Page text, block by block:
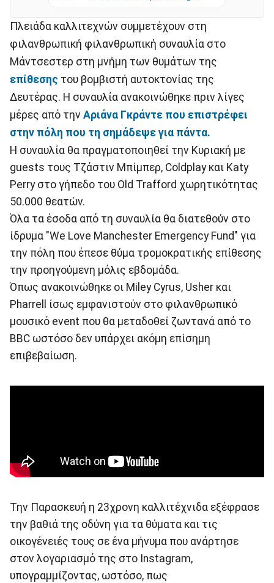
Πλειάδα καλλιτεχνών συμμετέχουν στη
φιλανθρωπική φιλανθρωπική συναυλία στο
Μάντσεστερ στη μνήμη των θυμάτων της
επίθεσης του βομβιστή αυτοκτονίας της
Δευτέρας. Η συναυλία ανακοινώθηκε πριν λίγες
μέρες από την Αριάνα Γκράντε που επιστρέφει
στην πόλη που τη σημάδεψε για πάντα.
Η συναυλία θα πραγματοποιηθεί την Κυριακή με
guests τους Τζάστιν Μπίμπερ, Coldplay και Katy
Perry στο γήπεδο του Old Trafford χωρητικότητας
50.000 θεατών.
Όλα τα έσοδα από τη συναυλία θα διατεθούν στο
ίδρυμα "We Love Manchester Emergency Fund" για
την πόλη που έπεσε θύμα τρομοκρατικής επίθεσης
την προηγούμενη μόλις εβδομάδα.
Όπως ανακοινώθηκε οι Miley Cyrus, Usher και
Pharrell ίσως εμφανιστούν στο φιλανθρωπικό
μουσικό event που θα μεταδοθεί ζωντανά από το
BBC ωστόσο δεν υπάρχει ακόμη επίσημη
επιβεβαίωση.
Την Παρασκευή η 23χρονη καλλιτέχνιδα εξέφρασε
την βαθιά της οδύνη για τα θύματα και τις
οικογένειές τους σε ένα μήνυμα που ανάρτησε
στον λογαριασμό της στο Instagram,
υπογραμμίζοντας, ωστόσο, πως